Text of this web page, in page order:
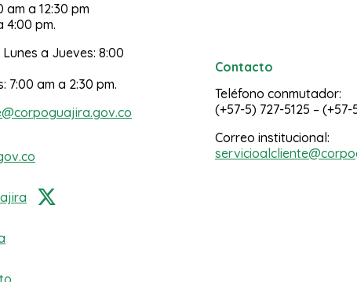
am a 12:30 pm
4:00 pm.
a Jueves: 8:00
7:00 am a 2:30 pm.
Contacto
Teléfono conmutador:
(+57-5) 727-5125 – (+57-
Correo institucional: